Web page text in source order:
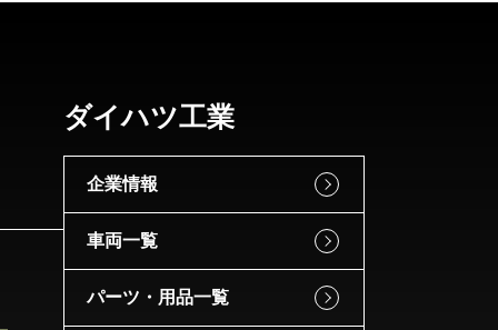
ダイハツ工業
企業情報
車両一覧
パーツ・用品一覧